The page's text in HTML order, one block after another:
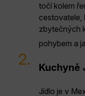
točí kolem
cestovatele,
zbytečných
pohybem a
2. Kuchyně
Jídlo je v